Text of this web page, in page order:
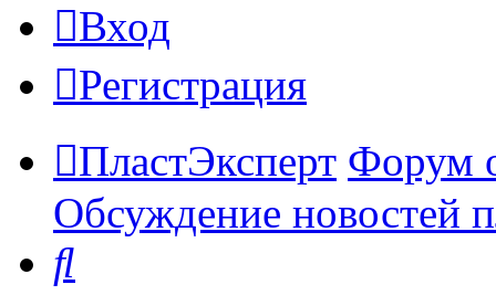
Вход
Регистрация
ПластЭксперт Форум
Обсуждение новостей